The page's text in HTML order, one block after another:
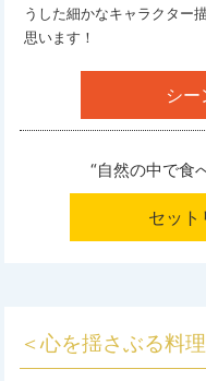
うした細かなキャラクター
思います！
シー
“自然の中で食
セット
＜心を揺さぶる料